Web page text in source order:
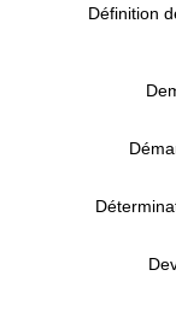
Définition